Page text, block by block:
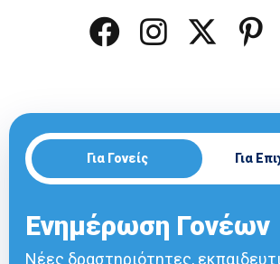
Για Γονείς Για
Ενημέρωση Γονέων
Νέες δραστηριότητες,